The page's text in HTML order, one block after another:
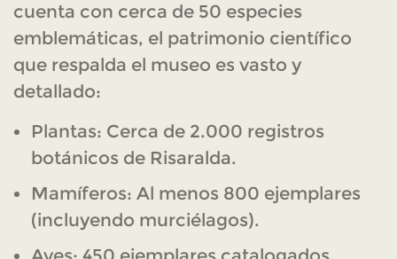
cuenta con cerca de 50 especies
emblemáticas, el patrimonio científico
que respalda el museo es vasto y
detallado:
Plantas: Cerca de 2.000 registros
botánicos de Risaralda.
Mamíferos: Al menos 800 ejemplares
(incluyendo murciélagos).